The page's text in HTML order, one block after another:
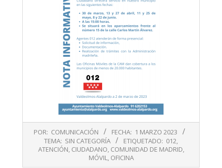
POR: COMUNICACIÓN FECHA: 1 MARZO 2023
TEMA: SIN CATEGORÍA ETIQUETADO: 012,
ATENCIÓN, CIUDADANO, COMUNIDAD DE MADRID,
MÓVIL, OFICINA